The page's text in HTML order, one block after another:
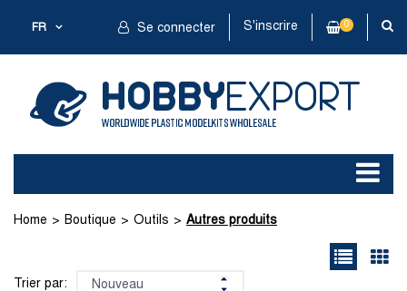
FR Se connecter S'inscrire 0
Home Boutique Outils Autres produits
Trier par: